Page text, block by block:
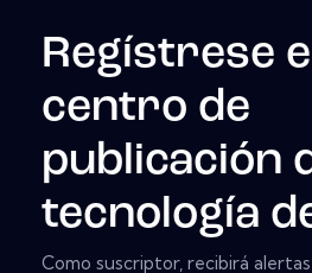
Regístrese
centro de
publicación
tecnología
Como suscriptor, recibirá